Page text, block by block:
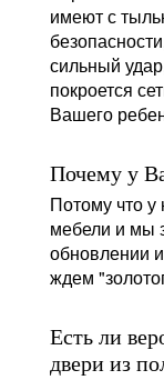
имеют с
сильный
покроется
Вашего
Почему у
Потому что у
мебели и мы
обновлении
ждем
Есть ли
двери из